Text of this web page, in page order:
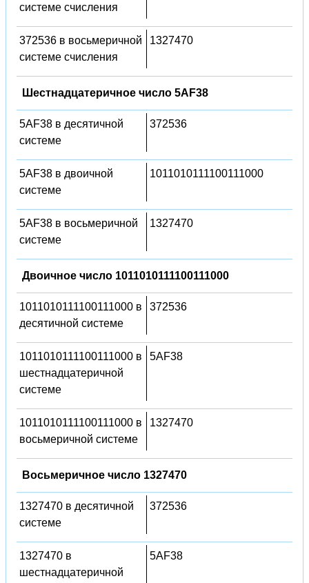
системе счисления
372536 в восьмеричной
системе счисления
1327470
Шестнадцатеричное число 5AF38
5AF38 в десятичной
системе
372536
5AF38 в двоичной
системе
1011010111100111000
5AF38 в восьмеричной
системе
1327470
Двоичное число 1011010111100111000
1011010111100111000 в
десятичной системе
372536
1011010111100111000 в
шестнадцатеричной
системе
5AF38
1011010111100111000 в
восьмеричной системе
1327470
Восьмеричное число 1327470
1327470 в десятичной
системе
372536
1327470 в
шестнадцатеричной
5AF38